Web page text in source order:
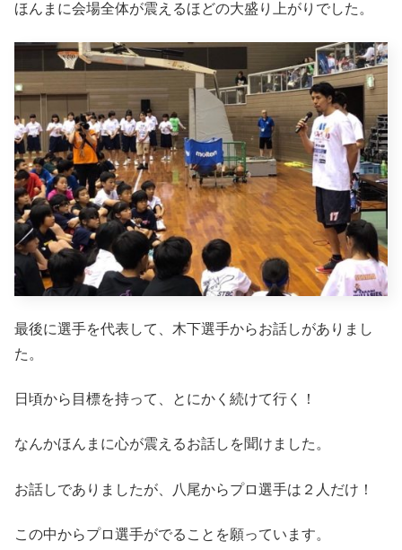
ほんまに会場全体が震えるほどの大盛り上がりでした。
最後に選手を代表して、木下選手からお話しがありまし
た。
日頃から目標を持って、とにかく続けて行く！
なんかほんまに心が震えるお話しを聞けました。
お話しでありましたが、八尾からプロ選手は２人だけ！
この中からプロ選手がでることを願っています。